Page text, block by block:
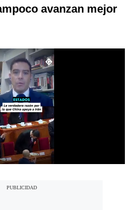
avanzan mejor